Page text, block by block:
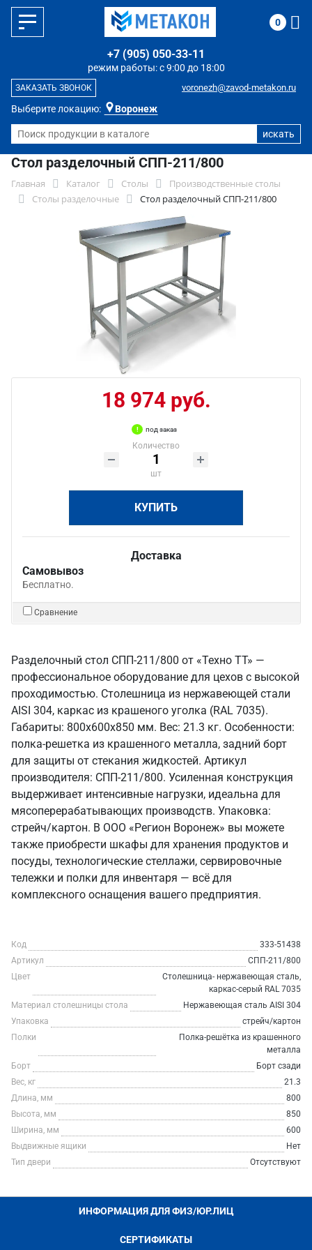
Выберите локацию: Воронеж
режим работы: с 9:00 до 18:00
+7 (905) 050-33-11
voronezh@zavod-metakon.ru
ЗАКАЗАТЬ ЗВОНОК
0
Стол разделочный СПП-211/800
Главная Каталог Столы
Производственные столы
Столы разделочные
Стол разделочный СПП-211/800
18 974 руб.
под заказ
Количество
шт
КУПИТЬ
Доставка
Самовывоз
Бесплатно.
Сравнение
Разделочный стол СПП-211/800 от «Техно ТТ» —
профессиональное оборудование для цехов с высокой
проходимостью. Столешница из нержавеющей стали
AISI 304, каркас из крашеного уголка (RAL 7035).
Габариты: 800x600x850 мм. Вес: 21.3 кг. Особенности:
полка-решетка из крашенного металла, задний борт
для защиты от стекания жидкостей. Артикул
производителя: СПП-211/800. Усиленная конструкция
выдерживает интенсивные нагрузки, идеальна для
мясоперерабатывающих производств. Упаковка:
стрейч/картон. В ООО «Регион Воронеж» вы можете
также приобрести шкафы для хранения продуктов и
посуды, технологические стеллажи, сервировочные
тележки и полки для инвентаря — всё для
комплексного оснащения вашего предприятия.
Код
333-51438
Артикул
СПП-211/800
Цвет
Столешница- нержавеющая сталь,
каркас-серый RAL 7035
Материал столешницы стола
Нержавеющая сталь AISI 304
Упаковка
стрейч/картон
Полки
Полка-решётка из крашенного
металла
Борт
Борт сзади
Вес, кг
21.3
Длина, мм
800
Высота, мм
850
Ширина, мм
600
Выдвижные ящики
Нет
Тип двери
Отсутствуют
ИНФОРМАЦИЯ ДЛЯ ФИЗ/ЮР.ЛИЦ
СЕРТИФИКАТЫ